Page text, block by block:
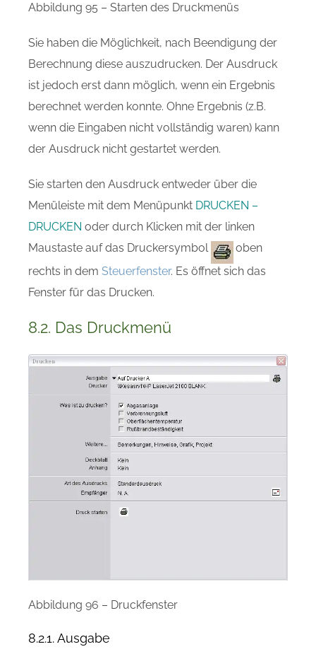
Abbildung 95 – Starten des Druckmenüs
Sie haben die Möglichkeit, nach Beendigung der
Berechnung diese auszudrucken. Der Ausdruck
ist jedoch erst dann möglich, wenn ein Ergebnis
berechnet werden konnte. Ohne Ergebnis (z.B.
wenn die Eingaben nicht vollständig waren) kann
der Ausdruck nicht gestartet werden.
Sie starten den Ausdruck entweder über die
Menüleiste mit dem Menüpunkt DRUCKEN –
DRUCKEN oder durch Klicken mit der linken
Maustaste auf das Druckersymbol
oben
rechts in dem Steuerfenster. Es öffnet sich das
Fenster für das Drucken.
8.2. Das Druckmenü
Abbildung 96 – Druckfenster
8.2.1. Ausgabe